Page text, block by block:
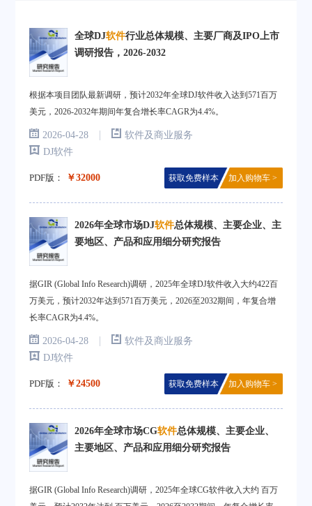
全球DJ软件行业总体规模、主要厂商及IPO上市
调研报告，2026-2032
根据本项目团队最新调研，预计2032年全球DJ软件收入达到571百万
美元，2026-2032年期间年复合增长率CAGR为4.4%。
2026-04-28 |
软件及商业服务
DJ软件
PDF版： ￥32000 获取免费样本 加入购物车 >
2026年全球市场DJ软件总体规模、主要企业、主
要地区、产品和应用细分研究报告
据GIR (Global Info Research)调研，2025年全球DJ软件收入大约422百
万美元，预计2032年达到571百万美元，2026至2032期间，年复合增
长率CAGR为4.4%。
2026-04-28 |
软件及商业服务
DJ软件
PDF版： ￥24500 获取免费样本 加入购物车 >
2026年全球市场CG软件总体规模、主要企业、
主要地区、产品和应用细分研究报告
据GIR (Global Info Research)调研，2025年全球CG软件收入大约 百万